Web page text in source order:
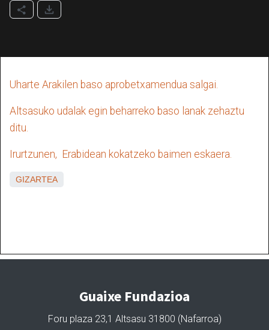
Uharte Arakilen baso aprobetxamendua salgai.
Altsasuko udalak egin beharreko baso lanak zehaztu
ditu.
Irurtzunen, Erabidean kokatzeko baimen eskaera.
GIZARTEA
Guaixe Fundazioa
Foru plaza 23,1 Altsasu 31800 (Nafarroa)